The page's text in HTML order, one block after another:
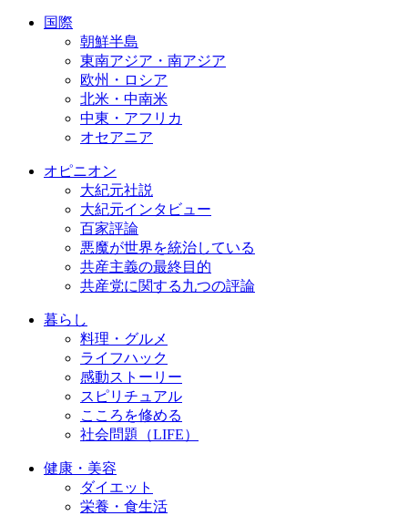
国際
朝鮮半島
東南アジア・南アジア
欧州・ロシア
北米・中南米
中東・アフリカ
オセアニア
オピニオン
大紀元社説
大紀元インタビュー
百家評論
悪魔が世界を統治している
共産主義の最終目的
共産党に関する九つの評論
暮らし
料理・グルメ
ライフハック
感動ストーリー
スピリチュアル
こころを修める
社会問題（LIFE）
健康・美容
ダイエット
栄養・食生活